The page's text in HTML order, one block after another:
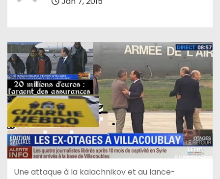
Une attaque à la kalachnikov et au lance-